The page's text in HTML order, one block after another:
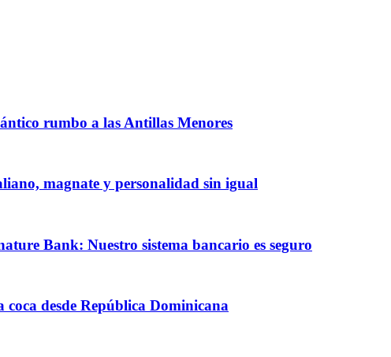
rumbo a las Antillas Menores
magnate y personalidad sin igual
Bank: Nuestro sistema bancario es seguro
desde República Dominicana